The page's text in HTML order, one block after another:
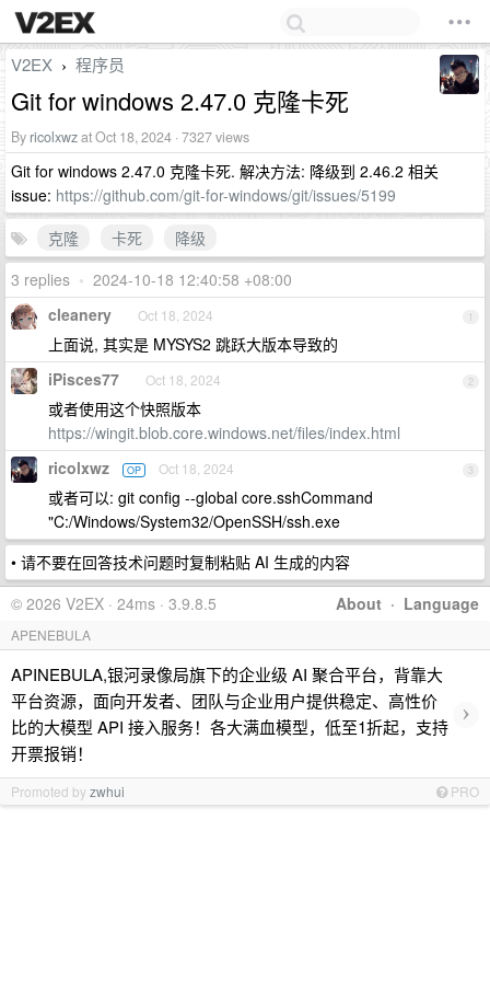
V2EX › 程序员
Git for windows 2.47.0 克隆卡死
By ricolxwzat Oct 18, 2024 · 7327 views
Git for windows 2.47.0 克隆卡死. 解决方法: 降级到 2.46.2 相关
issue: https://github.com/git-for-windows/git/issues/5199
克隆
卡死
降级
3 replies • 2024-10-18 12:40:58 +08:00
1
cleanery Oct 18, 2024
上面说, 其实是 MYSYS2 跳跃大版本导致的
2
iPisces77 Oct 18, 2024
或者使用这个快照版本
https://wingit.blob.core.windows.net/files/index.html
3
ricolxwz OP Oct 18, 2024
或者可以: git config --global core.sshCommand
"C:/Windows/System32/OpenSSH/ssh.exe
• 请不要在回答技术问题时复制粘贴 AI 生成的内容
About · Language
© 2026 V2EX · 24ms · 3.9.8.5
APENEBULA
APINEBULA,银河录像局旗下的企业级 AI 聚合平台，背靠大
平台资源，面向开发者、团队与企业用户提供稳定、高性价
比的大模型 API 接入服务！各大满血模型，低至1折起，支持
开票报销！
›
Promoted byzwhui PRO